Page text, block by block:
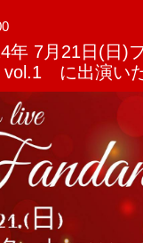
年 7月21日(日)
vol.1 に出演いた